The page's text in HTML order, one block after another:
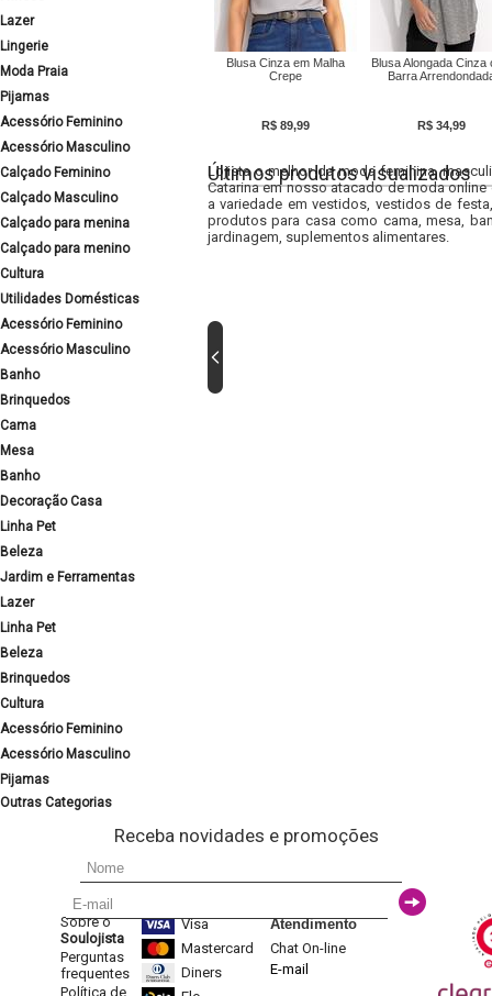
Lazer
Lingerie
Moda Praia
Pijamas
Acessório Feminino
Acessório Masculino
Calçado Feminino
Calçado Masculino
Calçado para menina
Calçado para menino
Cultura
Utilidades Domésticas
Acessório Feminino
Acessório Masculino
Banho
Brinquedos
Cama
Mesa
Banho
Decoração Casa
Linha Pet
Beleza
Jardim e Ferramentas
Lazer
Linha Pet
Beleza
Brinquedos
Cultura
Acessório Feminino
Acessório Masculino
Pijamas
Outras Categorias
Blusa Cinza em Malha
Crepe
R$ 89,99
Blusa Alongada Cinza
Barra
R$ 34,99
Últimos produtos visualizados
Lojista o melhor da moda feminina,
Catarina em nosso atacado de moda
a variedade em vestidos, vestidos de
produtos para casa como cama, mesa,
jardinagem, suplementos alimentares.
Receba novidades e promoções
Sobre o
Soulojista
Perguntas
frequentes
Política de
Visa
Mastercard
Diners
Atendimento
Chat On-line
E-mail